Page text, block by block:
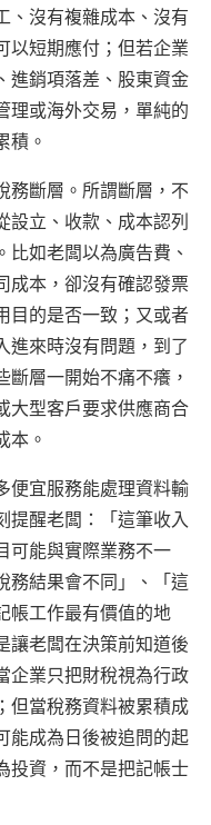
、沒有複雜成本、沒有
以短期應付；但若企業
進銷項落差、股東資金
理或海外交易，單純的
積。
務斷層。所謂斷層，不
設立、收款、成本認列
如老闆以為廣告費、
成本，卻沒有確認發票
目的是否一致；又或者
進來時沒有問題，到了
層一開始不痛不癢，
大型客戶要求供應商合
本。
便宜服務能處理資料輸
提醒老闆：「這筆收入
可能與實際業務不一
務結果會不同」、「這
帳工作最有價值的地
讓老闆在決策前知道後
企業只把財稅視為行政
但當稅務資料被累積成
能成為日後被追問的起
投資，而不是把記帳士